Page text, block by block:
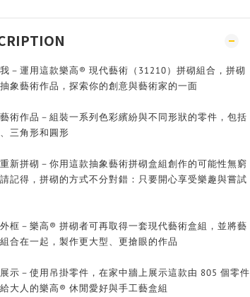
－運用這款樂高® 現代藝術（31210）拼砌組合，拼砌
象藝術作品，探索你的創意與藝術家的一面
術作品－組裝一系列色彩繽紛與不同形狀的零件，包括
三角形和圓形
新拼砌－你用這款抽象藝術拼砌盒組創作的可能性無窮
記得，拼砌的方式不分對錯：只要開心享受樂趣與嘗試
框－樂高® 拼砌者可再取得一套現代藝術盒組，並將藝
合在一起，製作更大型、更搶眼的作品
示－使用吊掛零件，在家中牆上展示這款由 805 個零件
大人的樂高® 休閒愛好與手工藝盒組